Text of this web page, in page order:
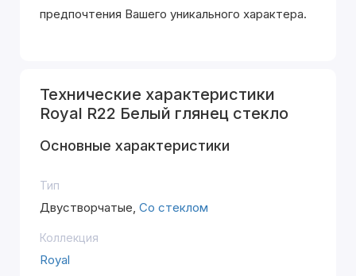
предпочтения Вашего уникального характера.
Технические характеристики
Royal R22 Белый глянец стекло
Основные характеристики
Тип
Двустворчатые, Со стеклом
Коллекция
Royal